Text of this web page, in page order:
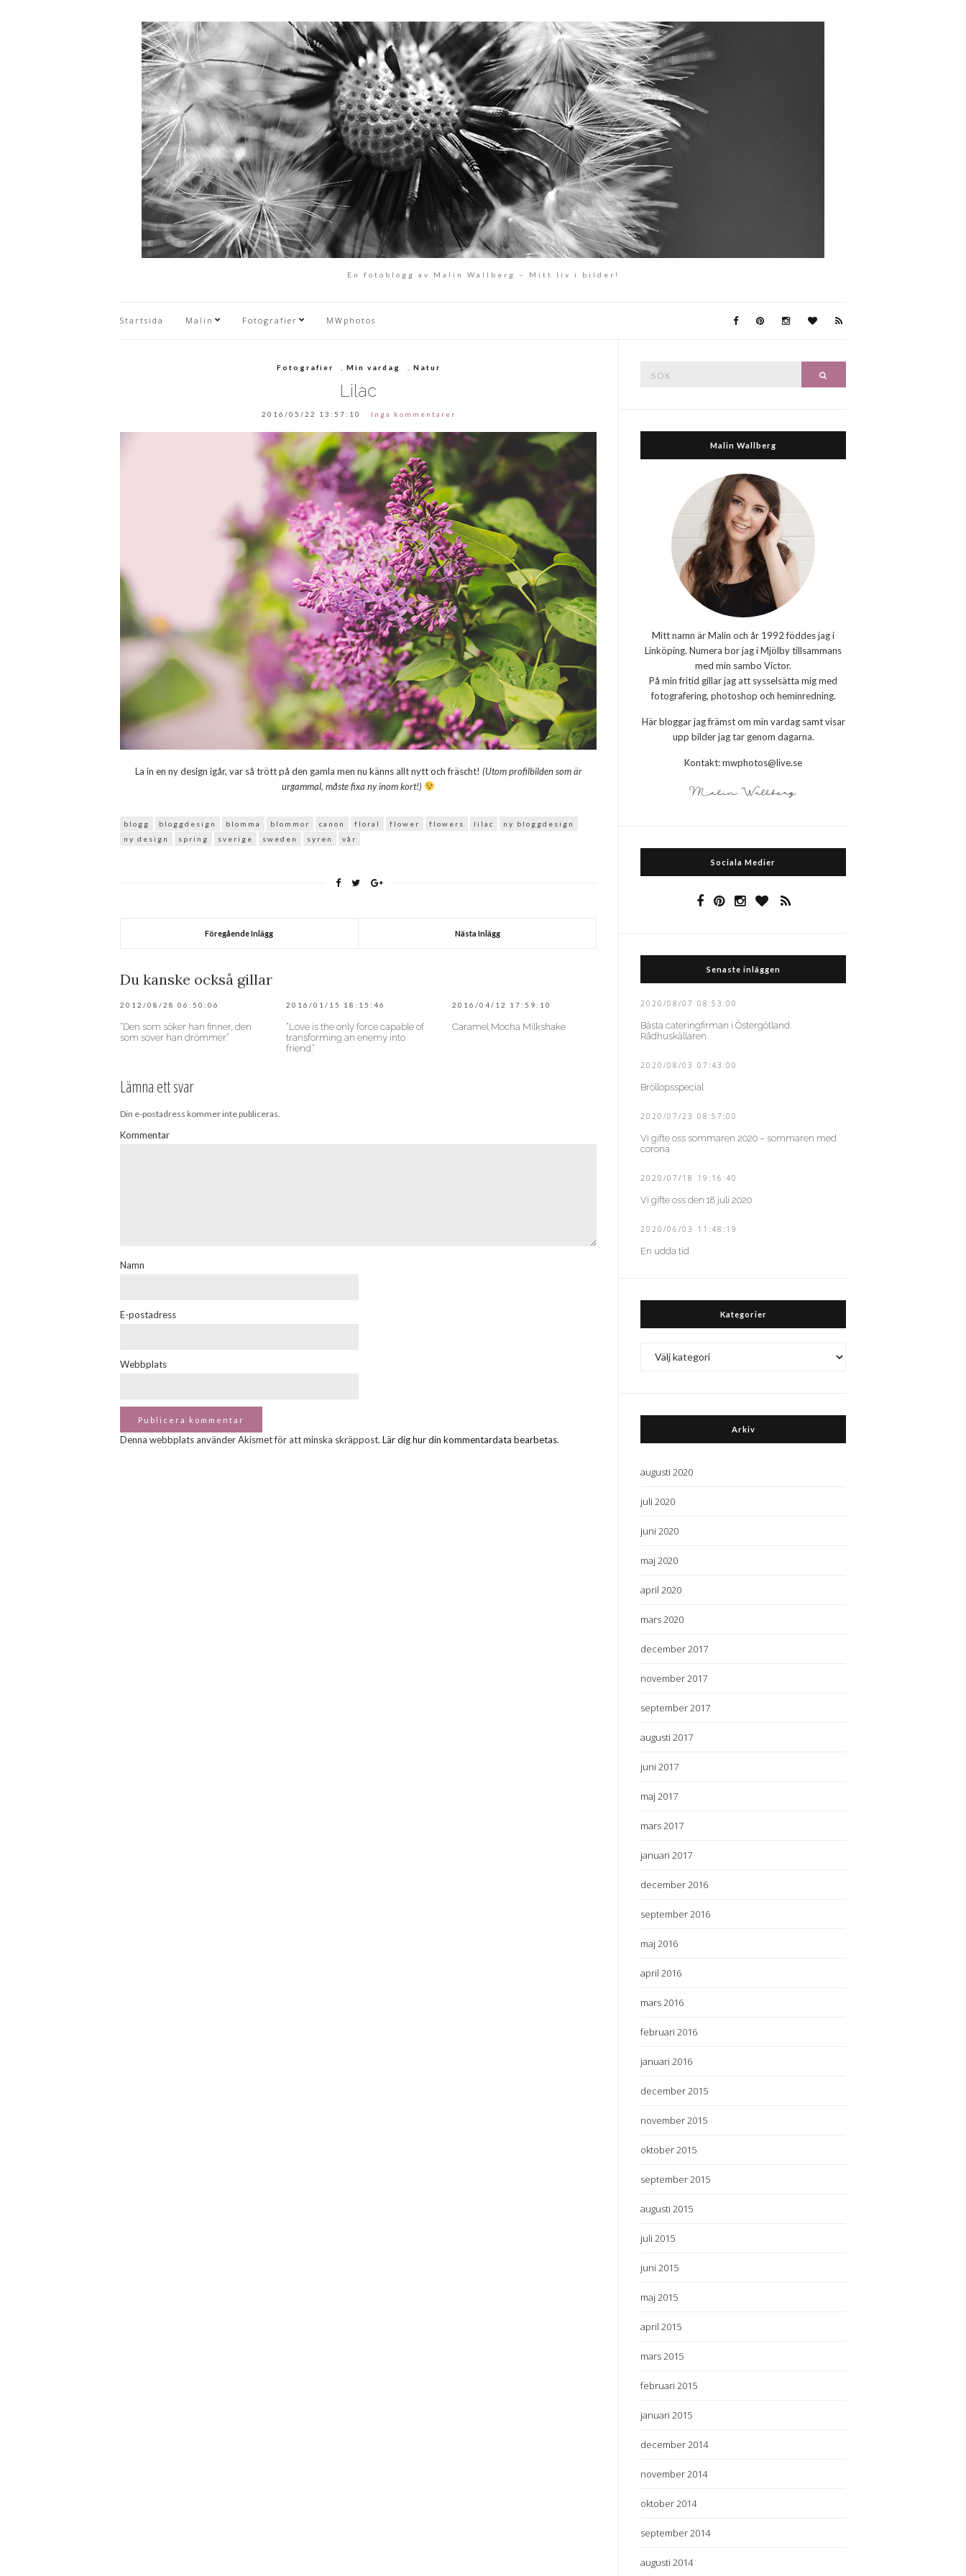
En fotoblogg av Malin Wallberg – Mitt liv i bilder!
Startsida Malin Fotografier MWphotos
Fotografier Min vardag Natur
Lilac
2016/05/22 13:57:10 Inga kommentarer
La in en ny design igår, var så trött på den gamla men nu känns allt nytt och fräscht! (Utom profilbilden som är
urgammal, måste fixa ny inom kort!)
blogg bloggdesign blomma blommor canon floral flower flowers lilac
ny bloggdesign
ny design
spring sverige sweden syren vår
Föregående Inlägg Nästa Inlägg
Du kanske också gillar
2012/08/28 06:50:06
“Den som söker han finner, den
som sover han drömmer.”
2016/01/15 18:15:46
“Love is the only force capable of
transforming an enemy into
friend.”
2016/04/12 17:59:10
Caramel Mocha Milkshake
Lämna ett svar
Din e-postadress kommer inte publiceras.
Kommentar
Namn
E-postadress
Webbplats
Denna webbplats använder Akismet för att minska skräppost. Lär dig hur din kommentardata bearbetas.
Malin Wallberg
Mitt namn är Malin och år 1992 föddes jag i
Linköping. Numera bor jag i Mjölby tillsammans
med min sambo Victor.
På min fritid gillar jag att sysselsätta mig med
fotografering, photoshop och heminredning.
Här bloggar jag främst om min vardag samt visar
upp bilder jag tar genom dagarna.
Kontakt: mwphotos@live.se
Sociala Medier
Senaste inläggen
2020/08/07 08:53:00
Bästa cateringfirman i Östergötland:
Rådhuskällaren
2020/08/03 07:43:00
Bröllopsspecial
2020/07/23 08:57:00
Vi gifte oss sommaren 2020 – sommaren med
corona
2020/07/18 19:16:40
Vi gifte oss den 18 juli 2020
2020/06/03 11:48:19
En udda tid
Kategorier
Arkiv
augusti 2020
juli 2020
juni 2020
maj 2020
april 2020
mars 2020
december 2017
november 2017
september 2017
augusti 2017
juni 2017
maj 2017
mars 2017
januari 2017
december 2016
september 2016
maj 2016
april 2016
mars 2016
februari 2016
januari 2016
december 2015
november 2015
oktober 2015
september 2015
augusti 2015
juli 2015
juni 2015
maj 2015
april 2015
mars 2015
februari 2015
januari 2015
december 2014
november 2014
oktober 2014
september 2014
augusti 2014